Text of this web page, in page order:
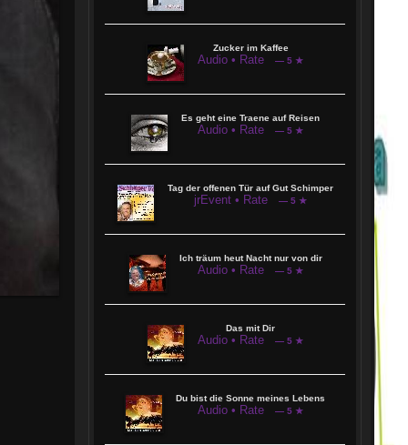
Zucker im Kaffee
Audio • Rate — 5 ★
Es geht eine Traene auf Reisen
Audio • Rate — 5 ★
Tag der offenen Tür auf Gut Schimper
jrEvent • Rate — 5 ★
Ich träum heut Nacht nur von dir
Audio • Rate — 5 ★
Das mit Dir
Audio • Rate — 5 ★
Du bist die Sonne meines Lebens
Audio • Rate — 5 ★